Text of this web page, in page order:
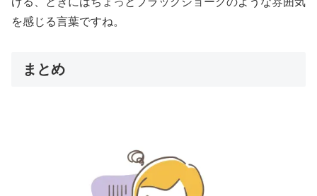
を感じる言葉ですね。
まとめ